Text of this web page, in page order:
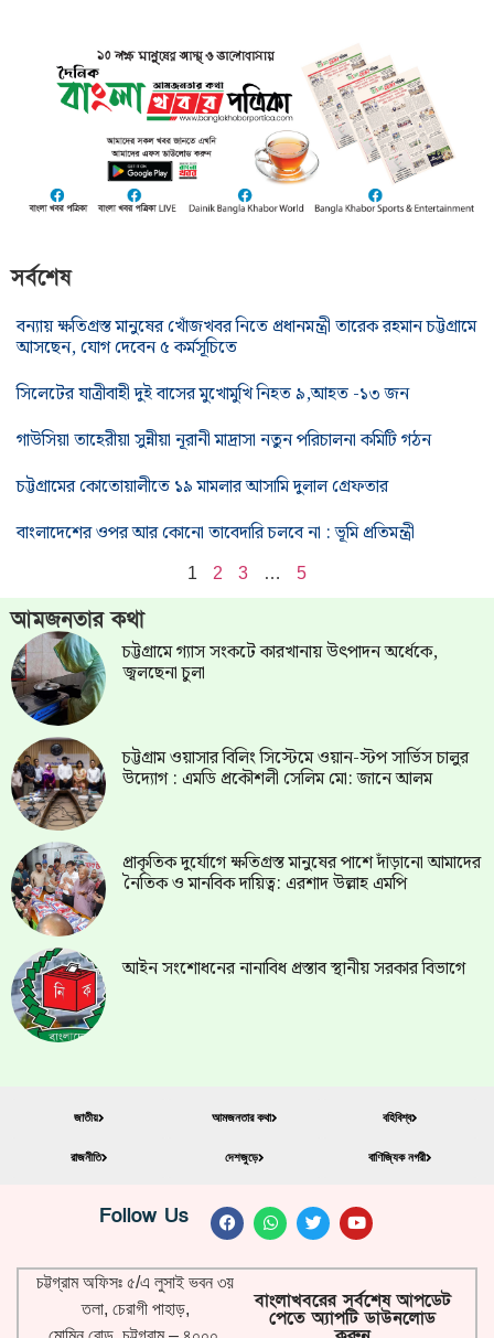
সর্বশেষ
বন্যায় ক্ষতিগ্রস্ত মানুষের খোঁজখবর নিতে প্রধানমন্ত্রী তারেক রহমান চট্টগ্রামে
আসছেন, যোগ দেবেন ৫ কর্মসূচিতে
সিলেটের যাত্রীবাহী দুই বাসের মুখোমুখি নিহত ৯,আহত -১৩ জন
গাউসিয়া তাহেরীয়া সুন্নীয়া নূরানী মাদ্রাসা নতুন পরিচালনা কমিটি গঠন
চট্টগ্রামের কোতোয়ালীতে ১৯ মামলার আসামি দুলাল গ্রেফতার
বাংলাদেশের ওপর আর কোনো তাবেদারি চলবে না : ভূমি প্রতিমন্ত্রী
1 2 3 … 5
আমজনতার কথা
চট্টগ্রামে গ্যাস সংকটে কারখানায় উৎপাদন অর্ধেকে,
জ্বলছেনা চুলা
চট্টগ্রাম ওয়াসার বিলিং সিস্টেমে ওয়ান-স্টপ সার্ভিস চালুর
উদ্যোগ : এমডি প্রকৌশলী সেলিম মো: জানে আলম
প্রাকৃতিক দুর্যোগে ক্ষতিগ্রস্ত মানুষের পাশে দাঁড়ানো আমাদের
নৈতিক ও মানবিক দায়িত্ব: এরশাদ উল্লাহ এমপি
আইন সংশোধনের নানাবিধ প্রস্তাব স্থানীয় সরকার বিভাগে
জাতীয়
রাজনীতি
আমজনতার কথা
দেশজুড়ে
বহিবিশ্ব
বাণিজ্যিক নগরী
Follow Us
চট্টগ্রাম অফিসঃ ৫/এ লুসাই ভবন ৩য়
তলা, চেরাগী পাহাড়,
বাংলাখবরের সর্বশেষ আপডেট
পেতে অ্যাপটি ডাউনলোড